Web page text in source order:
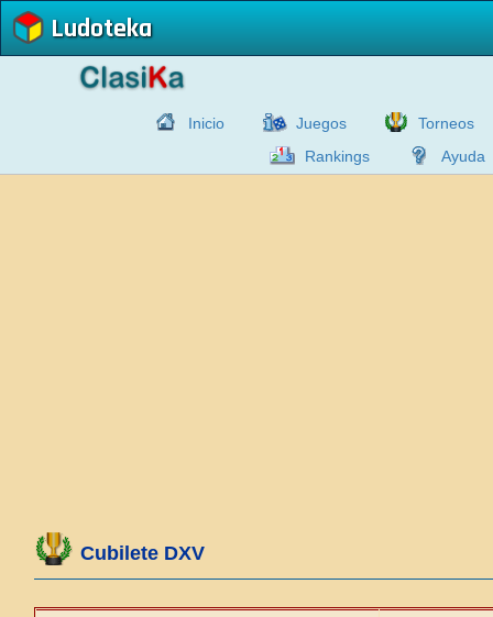
Ludoteka
Inicio Juegos
Torneos
Rankings
Ayuda
Cubilete DXV